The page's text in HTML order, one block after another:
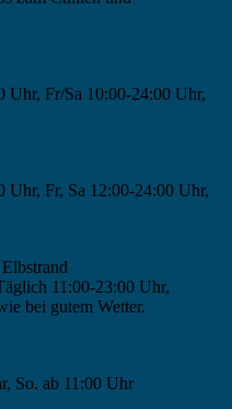
Uhr, Fr/Sa 10:00-24:00 Uhr,
Fr, Sa 12:00-24:00 Uhr,
11:00-23:00 Uhr,
bei gutem Wetter.
So. ab 11:00 Uhr